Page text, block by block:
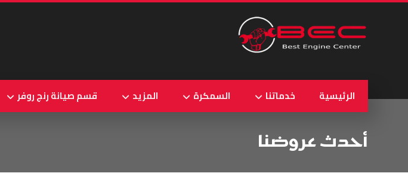
الرئيسية خدماتنا السمكرة المزيد قسم صيانة رنج روفر
أحدث عروضنا